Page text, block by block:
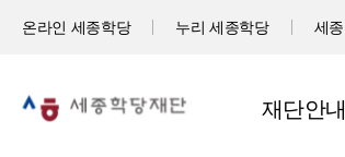
온라인 세종학당 누리 세종학당 세
재단안내